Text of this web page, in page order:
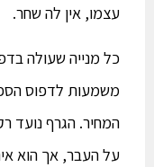
עצמו, אין לה שחר.
כל מנייה שעולה
משמעות לדפוס
המחיר. הגרף נועד
על העבר, אך הוא